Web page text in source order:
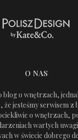
O NAS
blog o wnętrzach,
że jesteśmy serwisem
o wnętrzach,
wartych
w świecie dobrego